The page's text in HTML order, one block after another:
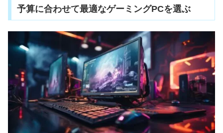
予算に合わせて最適なゲーミングPCを選ぶ